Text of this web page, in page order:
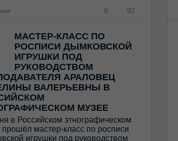
92
0
МАСТЕР-КЛАСС ПО
РОСПИСИ ДЫМКОВСКОЙ
ИГРУШКИ ПОД
РУКОВОДСТВОМ
АРАЛОВЕЦ
ВАЛЕРЬЕВНЫ В
МУЗЕЕ
в Российском этнографическом
прошёл мастер-класс по росписи
игрушки под руководством